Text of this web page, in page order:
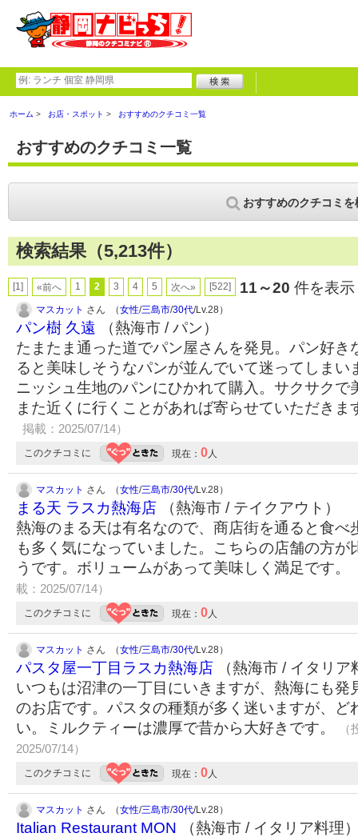
ホーム お店・スポット おすすめのクチコミ一覧
おすすめのクチコミ一覧
おすすめのクチコミを
検索結果（5,213件）
[1] «前へ 1 2 3 4 5 次へ» [522] 11～20 件を表
マスカット さん （女性/三島市/30代/Lv.28）
パン樹 久遠 （熱海市 / パン）
たまたま通った道でパン屋さんを発見。パン好き
ると美味しそうなパンが並んでいて迷ってしまい
ニッシュ生地のパンにひかれて購入。サクサクで
また近くに行くことがあれば寄らせていただきま
掲載：2025/07/14）
このクチコミに 現在： 0人
マスカット さん （女性/三島市/30代/Lv.28）
まる天 ラスカ熱海店 （熱海市 / テイクアウト）
熱海のまる天は有名なので、商店街を通ると食べ
も多く気になっていました。こちらの店舗の方が
うです。ボリュームがあって美味しく満足です。
載：2025/07/14）
このクチコミに 現在： 0人
マスカット さん （女性/三島市/30代/Lv.28）
パスタ屋一丁目ラスカ熱海店 （熱海市 / イタリア
いつもは沼津の一丁目にいきますが、熱海にも発
のお店です。パスタの種類が多く迷いますが、ど
い。ミルクティーは濃厚で昔から大好きです。
2025/07/14）
このクチコミに 現在： 0人
マスカット さん （女性/三島市/30代/Lv.28）
Italian Restaurant MON （熱海市 / イタリア料理